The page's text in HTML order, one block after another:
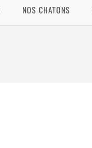
NOS CHATONS